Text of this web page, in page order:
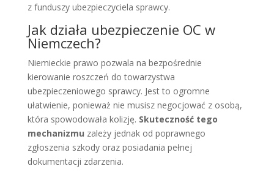
z funduszy ubezpieczyciela sprawcy.
Jak działa ubezpieczenie OC w
Niemczech?
Niemieckie prawo pozwala na bezpośrednie
kierowanie roszczeń do towarzystwa
ubezpieczeniowego sprawcy. Jest to ogromne
ułatwienie, ponieważ nie musisz negocjować z osobą,
która spowodowała kolizję. Skuteczność tego
mechanizmu zależy jednak od poprawnego
zgłoszenia szkody oraz posiadania pełnej
dokumentacji zdarzenia.